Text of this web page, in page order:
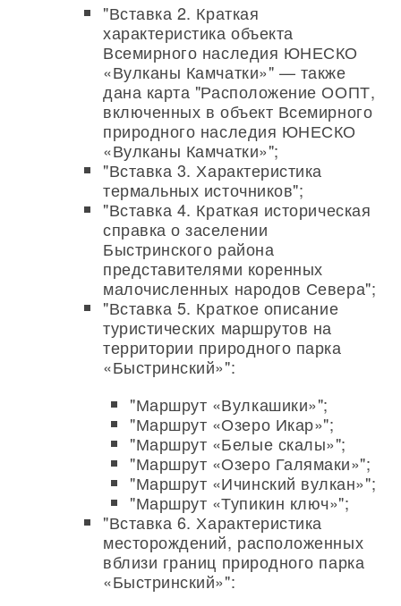
"Вставка 2. Краткая
характеристика объекта
Всемирного наследия ЮНЕСКО
«Вулканы Камчатки»" — также
дана карта "Расположение ООПТ,
включенных в объект Всемирного
природного наследия ЮНЕСКО
«Вулканы Камчатки»";
"Вставка 3. Характеристика
термальных источников";
"Вставка 4. Краткая историческая
справка о заселении
Быстринского района
представителями коренных
малочисленных народов Севера";
"Вставка 5. Краткое описание
туристических маршрутов на
территории природного парка
«Быстринский»":
"Маршрут «Вулкашики»";
"Маршрут «Озеро Икар»";
"Маршрут «Белые скалы»";
"Маршрут «Озеро Галямаки»";
"Маршрут «Ичинский вулкан»";
"Маршрут «Тупикин ключ»";
"Вставка 6. Характеристика
месторождений, расположенных
вблизи границ природного парка
«Быстринский»":